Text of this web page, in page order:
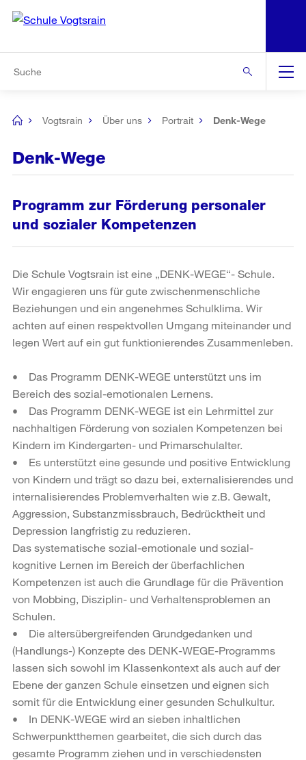
Navigation
[no
Vogtsrain Über uns Portrait Denk-Wege
Denk-Wege
Programm zur Förderung personaler
und sozialer Kompetenzen
Die Schule Vogtsrain ist eine „DENK-WEGE“- Schule.
Wir engagieren uns für gute zwischenmenschliche
Beziehungen und ein angenehmes Schulklima. Wir
achten auf einen respektvollen Umgang miteinander und
legen Wert auf ein gut funktionierendes Zusammenleben.
• Das Programm DENK-WEGE unterstützt uns im
Bereich des sozial-emotionalen Lernens.
• Das Programm DENK-WEGE ist ein Lehrmittel zur
nachhaltigen Förderung von sozialen Kompetenzen bei
Kindern im Kindergarten- und Primarschulalter.
• Es unterstützt eine gesunde und positive Entwicklung
von Kindern und trägt so dazu bei, externalisierendes und
internalisierendes Problemverhalten wie z.B. Gewalt,
Aggression, Substanzmissbrauch, Bedrücktheit und
Depression langfristig zu reduzieren.
Das systematische sozial-emotionale und sozial-
kognitive Lernen im Bereich der überfachlichen
Kompetenzen ist auch die Grundlage für die Prävention
von Mobbing, Disziplin- und Verhaltensproblemen an
Schulen.
• Die altersübergreifenden Grundgedanken und
(Handlungs-) Konzepte des DENK-WEGE-Programms
lassen sich sowohl im Klassenkontext als auch auf der
Ebene der ganzen Schule einsetzen und eignen sich
somit für die Entwicklung einer gesunden Schulkultur.
• In DENK-WEGE wird an sieben inhaltlichen
Schwerpunktthemen gearbeitet, die sich durch das
gesamte Programm ziehen und in verschiedensten